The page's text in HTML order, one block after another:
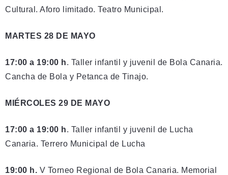
Cultural. Aforo limitado. Teatro Municipal.
MARTES 28 DE MAYO
17:00 a 19:00 h. Taller infantil y juvenil de Bola Canaria.
Cancha de Bola y Petanca de Tinajo.
MIÉRCOLES 29 DE MAYO
17:00 a 19:00 h. Taller infantil y juvenil de Lucha
Canaria. Terrero Municipal de Lucha
19:00 h. V Torneo Regional de Bola Canaria. Memorial